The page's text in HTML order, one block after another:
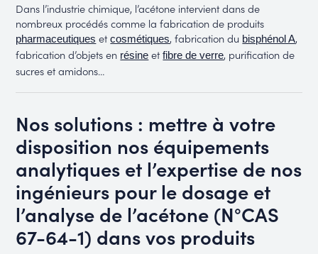
Dans l’industrie chimique, l’acétone intervient dans de
nombreux procédés comme la fabrication de produits
pharmaceutiques etcosmétiques, fabrication du bisphénol A,
fabrication d’objets en résine etfibre de verre, purification de
sucres et amidons…
Nos solutions : mettre à votre
disposition nos équipements
analytiques et l’expertise de nos
ingénieurs pour le dosage et
l’analyse de l’acétone (N°CAS
67-64-1) dans vos produits